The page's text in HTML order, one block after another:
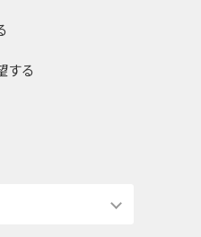
する